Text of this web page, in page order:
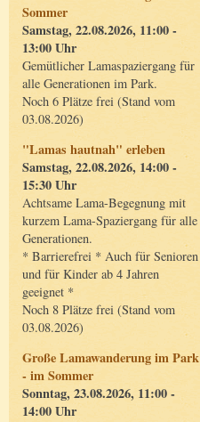
Sommer
Samstag, 22.08.2026, 11:00 -
13:00 Uhr
Gemütlicher Lamaspaziergang für
alle Generationen im Park.
Noch 6 Plätze frei (Stand vom
03.08.2026)
"Lamas hautnah" erleben
Samstag, 22.08.2026, 14:00 -
15:30 Uhr
Achtsame Lama-Begegnung mit
kurzem Lama-Spaziergang für alle
Generationen.
* Barrierefrei * Auch für Senioren
und für Kinder ab 4 Jahren
geeignet *
Noch 8 Plätze frei (Stand vom
03.08.2026)
Große Lamawanderung im Park
- im Sommer
Sonntag, 23.08.2026, 11:00 -
14:00 Uhr